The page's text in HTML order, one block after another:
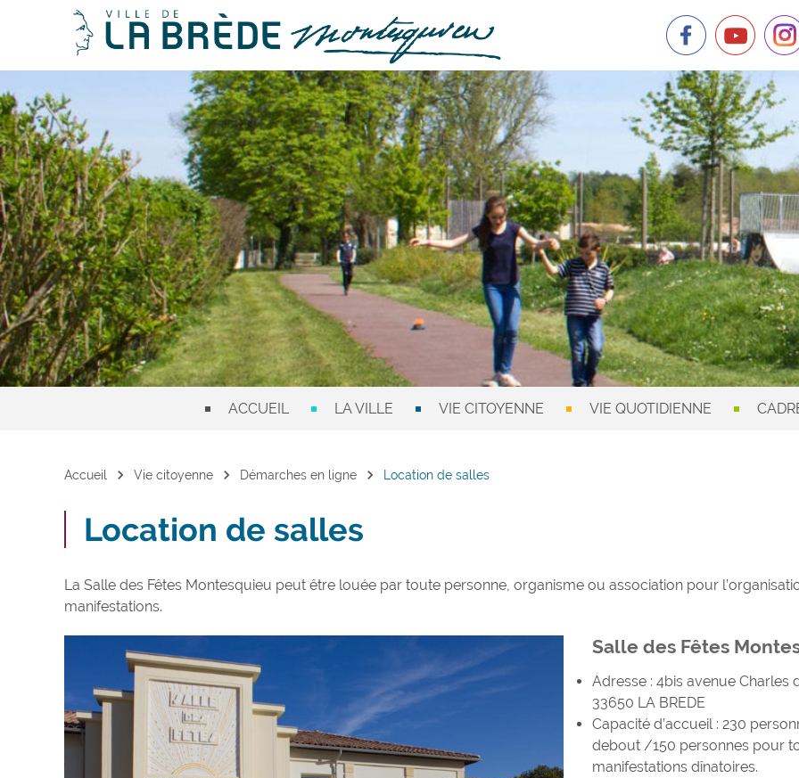
ACCUEIL LA VILLE VIE CITOYENNE VIE QUOTIDIENNE
Accueil chevron_right Vie citoyenne chevron_right Démarches en ligne chevron_right Location de salles
Location de salles
La Salle des Fêtes Montesquieu peut être louée par toute personne, organisme ou association pour
manifestations.
Salle des Fêtes
Adresse : 4bis avenue Charles
33650 LA BREDE
Capacité d’accueil : 230
debout /150 personnes pour
manifestations dînatoires.